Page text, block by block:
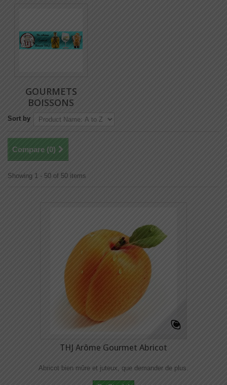
GOURMETS
BOISSONS
Sort by
Compare (0)
Showing 1 - 50 of 50 items
THJ Arôme Gourmet Abricot
Abricot bien mûre et juteux, que demander de plus.